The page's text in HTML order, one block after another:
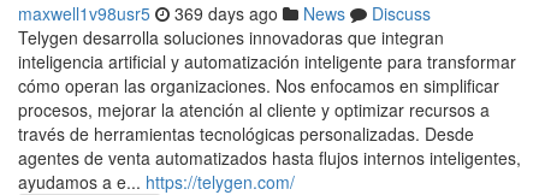
maxwell1v98usr5 369 days ago News
Discuss
Telygen desarrolla soluciones innovadoras que integran
inteligencia artificial y automatización inteligente para transformar
cómo operan las organizaciones. Nos enfocamos en simplificar
procesos, mejorar la atención al cliente y optimizar recursos a
través de herramientas tecnológicas personalizadas. Desde
agentes de venta automatizados hasta flujos internos inteligentes,
ayudamos a e... https://telygen.com/